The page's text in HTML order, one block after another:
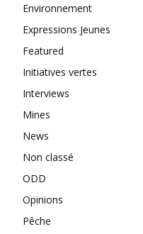
Environnement
Expressions Jeunes
Featured
Initiatives vertes
Interviews
Mines
News
Non classé
ODD
Opinions
Pêche